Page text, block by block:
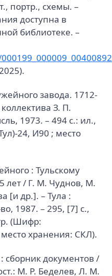
портр., схемы. –
доступна в
библиотеке. –
завода. 1712-
З. П.
1973. – 494 с.: ил.,
24, И90 ; место
: Тульскому
лет / Г. М. Чуднов, М.
[и др.]. – Тула :
1987. – 295, [7] с.,
(Шифр:
хранения: СКЛ).
сборник документов /
М. Р. Беделев, Л. М.